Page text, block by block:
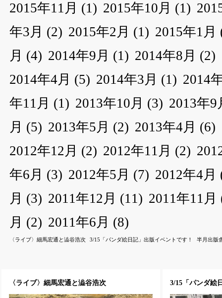
2015年11月 (1) 2015年10月 (1)
年3月 (2) 2015年2月 (1) 2015年1月
月 (4) 2014年9月 (1) 2014年8月 (2)
2014年4月 (5) 2014年3月 (1) 2014
年11月 (1) 2013年10月 (3) 2013年9
月 (5) 2013年5月 (2) 2013年4月 (6)
2012年12月 (2) 2012年11月 (2)
年6月 (3) 2012年5月 (7) 2012年4月
月 (3) 2011年12月 (11) 2011年11月
月 (2) 2011年6月 (8)
〈ライブ〉細馬宏通と澁谷浩次 3/15「パンダ絵日記」出版イベントです！ 半月出版
〈ライブ〉細馬宏通と澁谷浩次 3/15「パンダ絵